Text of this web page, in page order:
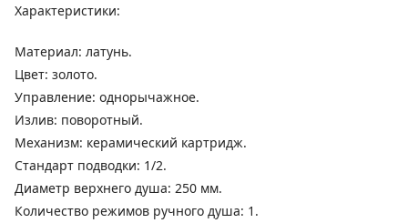
Характеристики:
Материал: латунь.
Цвет: золото.
Управление: однорычажное.
Излив: поворотный.
Механизм: керамический картридж.
Стандарт подводки: 1/2.
Диаметр верхнего душа: 250 мм.
Количество режимов ручного душа: 1.